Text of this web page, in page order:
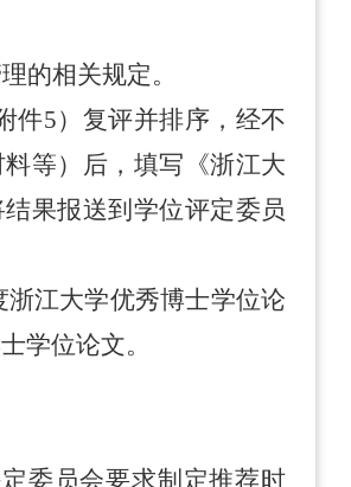
的相关规定。
件5）复评并排序，经不
等）后，填写《浙江大
结果报送到学位评定委员
浙江大学优秀博士学位论
学位论文。
委员会要求制定推荐时